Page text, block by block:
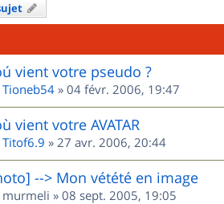
vient votre pseudo ?
Tioneb54 » 04 févr. 2006, 19:47
vient votre AVATAR
Titof6.9 » 27 avr. 2006, 20:44
--> Mon vétété en image
murmeli » 08 sept. 2005, 19:05